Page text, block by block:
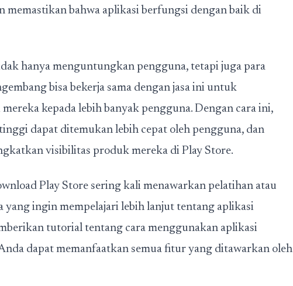
memastikan bahwa aplikasi berfungsi dengan baik di
hanya menguntungkan pengguna, tetapi juga para
bisa bekerja sama dengan jasa ini untuk
kepada lebih banyak pengguna. Dengan cara ini,
dapat ditemukan lebih cepat oleh pengguna, dan
visibilitas produk mereka di Play Store.
Play Store sering kali menawarkan pelatihan atau
yang ingin mempelajari lebih lanjut tentang aplikasi
tutorial tentang cara menggunakan aplikasi
dapat memanfaatkan semua fitur yang ditawarkan oleh